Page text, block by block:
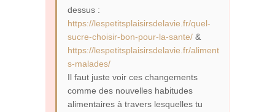
dessus :
https://lespetitsplaisirsdelavie.fr/quel-
sucre-choisir-bon-pour-la-sante/ &
https://lespetitsplaisirsdelavie.fr/aliment
s-malades/
Il faut juste voir ces changements
comme des nouvelles habitudes
alimentaires à travers lesquelles tu